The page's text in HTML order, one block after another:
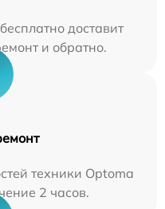
доставит
и обратно.
техники Optoma
2 часов.